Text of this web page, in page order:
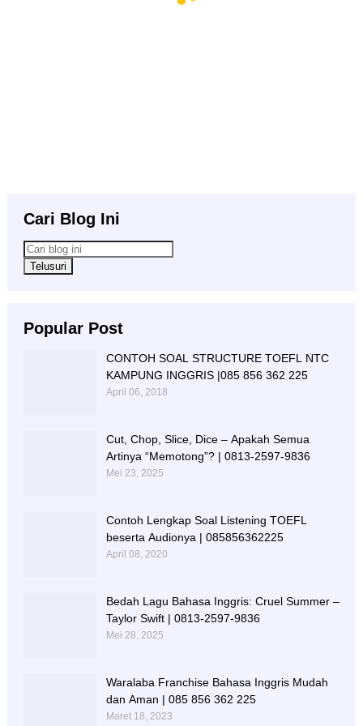
Cari Blog Ini
Popular Post
CONTOH SOAL STRUCTURE TOEFL NTC
KAMPUNG INGGRIS |085 856 362 225
April 06, 2018
Cut, Chop, Slice, Dice – Apakah Semua
Artinya “Memotong”? | 0813-2597-9836
Mei 23, 2025
Contoh Lengkap Soal Listening TOEFL
beserta Audionya | 085856362225
April 08, 2020
Bedah Lagu Bahasa Inggris: Cruel Summer –
Taylor Swift | 0813-2597-9836
Mei 28, 2025
Waralaba Franchise Bahasa Inggris Mudah
dan Aman | 085 856 362 225
Maret 18, 2023